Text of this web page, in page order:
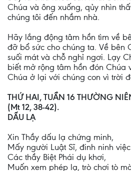
Chúa và ông xuống, qủy nhìn
chúng tôi đến nhầm nhà.
Hãy lắng động tâm hồn tìm về
đỡ bổ sức cho chúng ta. Về bên
suối mát và chỗ nghỉ ngơi. Lạy
biết mở rộng tâm hồn đón Chúa
Chúa ở lại với chúng con vì trời
THỨ HAI, TUẦN 16 THƯỜNG
(Mt 12, 38-42).
DẤU LẠ
Xin Thầy dấu lạ chứng minh,
Mấy người Luật Sĩ, đinh ninh
Các thầy Biệt Phái dụ khơi,
Muốn xem phép lạ, trò chơi tò